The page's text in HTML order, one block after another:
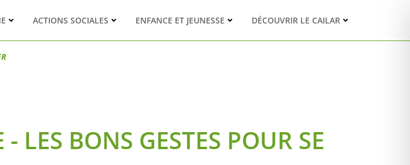
ACTIONS SOCIALES ENFANCE ET JEUNESSE DÉCOUVRIR LE CAILAR
LES BONS GESTES POUR SE